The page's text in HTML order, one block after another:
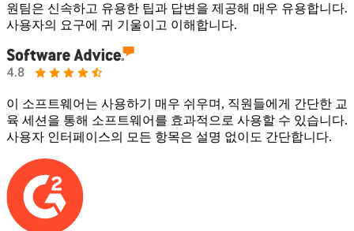
원팀은 신속하고 유용한 팁과 답변을 제공해 매우 유용합니다.
사용자의 요구에 귀 기울이고 이해합니다.
이 소프트웨어는 사용하기 매우 쉬우며, 직원들에게 간단한 교
육 세션을 통해 소프트웨어를 효과적으로 사용할 수 있습니다.
사용자 인터페이스의 모든 항목은 설명 없이도 간단합니다.